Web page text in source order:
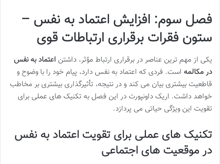
فصل سوم: افزایش اعتماد به نفس –
ستون فقرات برقراری ارتباطات قوی
یکی از مهم ترین عناصر در برقراری ارتباط مؤثر، داشتن اعتماد به نفس
در مکالمه است. فردی که اعتماد به نفس دارد، پیام خود را با وضوح و
قاطعیت بیشتری بیان می کند و در نتیجه، تأثیرگذاری بیشتری بر مخاطب
خواهد داشت. اریک داونپورت در این فصل به تکنیک های عملی برای
تقویت این ویژگی حیاتی می پردازد.
تکنیک های عملی برای تقویت اعتماد به نفس
در موقعیت های اجتماعی